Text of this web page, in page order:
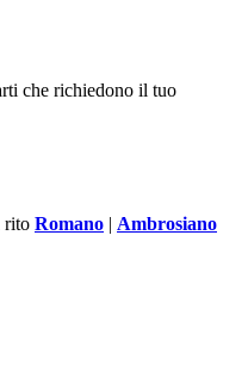
che richiedono il tuo
rito Romano | Ambrosiano